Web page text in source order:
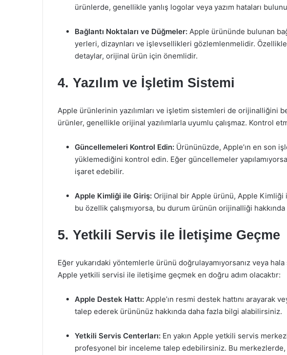
ürünlerde, genellikle yanlış logolar veya yazım hataları
Bağlantı Noktaları ve Düğmeler: Apple ürününde bulunan
yerleri, dizaynları ve işlevsellikleri gözlemlenmelidir.
detaylar, orijinal ürün için önemlidir.
4. Yazılım ve İşletim Sistemi
Apple ürünlerinin yazılımları ve işletim sistemleri de orijinalliğini
ürünler, genellikle orijinal yazılımlarla uyumlu çalışmaz. Kontrol
Güncellemeleri Kontrol Edin: Ürününüzde, Apple’ın en son
yüklemediğini kontrol edin. Eğer güncellemeler
işaret edebilir.
Apple Kimliği ile Giriş: Orijinal bir Apple ürünü, Apple Kimliği
bu özellik çalışmıyorsa, bu durum ürünün orijinalliği
5. Yetkili Servis ile İletişime Geçme
Eğer yukarıdaki yöntemlerle ürünü doğrulayamıyorsanız veya
Apple yetkili servisi ile iletişime geçmek en doğru adım olacaktır:
Apple Destek Hattı: Apple’ın resmi destek hattını arayarak
talep ederek ürününüz hakkında daha fazla bilgi alabilirsiniz.
Yetkili Servis Centerları: En yakın Apple yetkili servis
profesyonel bir inceleme talep edebilirsiniz. Bu